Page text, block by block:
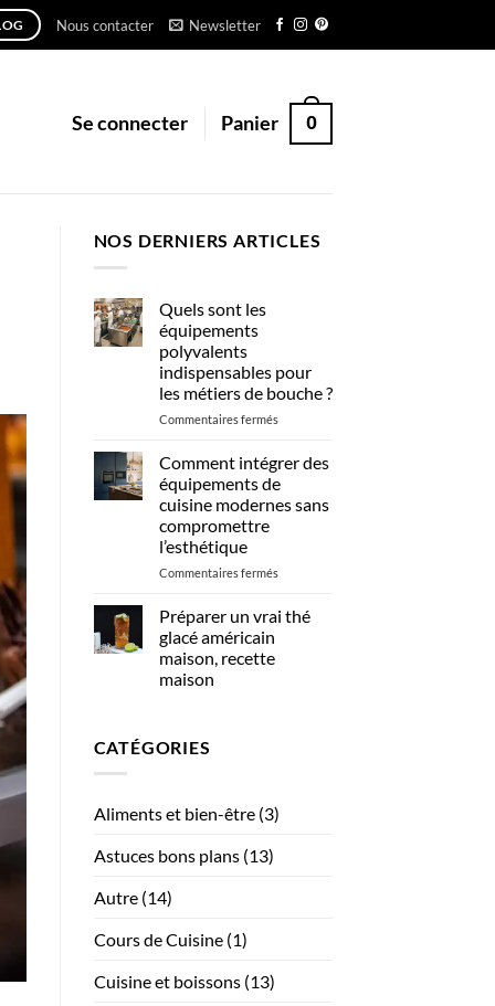
Nous contacter Newsletter
Se connecter Panier 0
NOS DERNIERS ARTICLES
Quels sont les
équipements
polyvalents
indispensables pour
les métiers de bouche ?
Commentaires ferméssur
les
équipements
polyvalents
bouche
Comment intégrer des
équipements de
cuisine modernes sans
compromettre
l’esthétique
Commentaires ferméssur
intégrer
des
Préparer un vrai thé
glacé américain
maison, recette
maison
Préparer
un
américain
maison
CATÉGORIES
Aliments et bien-être(3)
Astuces bons plans(13)
Autre(14)
Cours de Cuisine(1)
Cuisine et boissons(13)